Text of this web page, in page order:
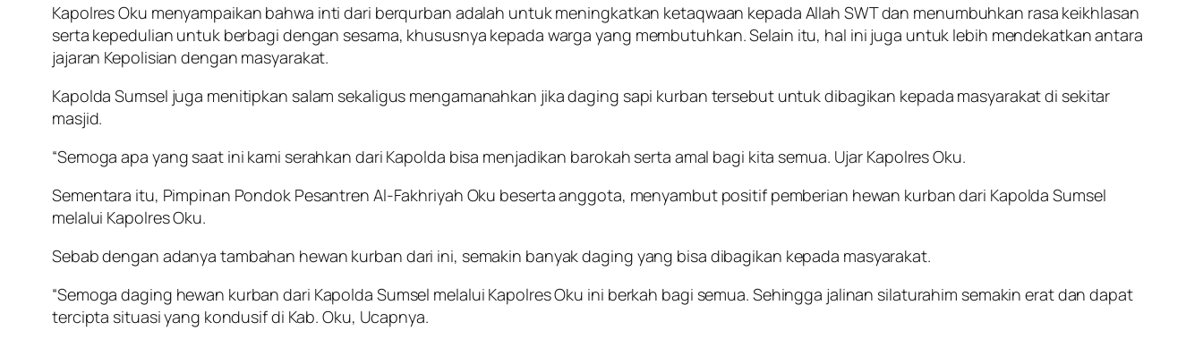
Kapolres Oku menyampaikan bahwa inti dari berqurban adalah untuk meningkatkan ketaqwaan kepada Allah SWT dan menumbuhkan rasa keikhlasan
serta kepedulian untuk berbagi dengan sesama, khususnya kepada warga yang membutuhkan. Selain itu, hal ini juga untuk lebih mendekatkan antara
jajaran Kepolisian dengan masyarakat.
Kapolda Sumsel juga menitipkan salam sekaligus mengamanahkan jika daging sapi kurban tersebut untuk dibagikan kepada masyarakat di sekitar
masjid.
“Semoga apa yang saat ini kami serahkan dari Kapolda bisa menjadikan barokah serta amal bagi kita semua. Ujar Kapolres Oku.
Sementara itu, Pimpinan Pondok Pesantren Al-Fakhriyah Oku beserta anggota, menyambut positif pemberian hewan kurban dari Kapolda Sumsel
melalui Kapolres Oku.
Sebab dengan adanya tambahan hewan kurban dari ini, semakin banyak daging yang bisa dibagikan kepada masyarakat.
“Semoga daging hewan kurban dari Kapolda Sumsel melalui Kapolres Oku ini berkah bagi semua. Sehingga jalinan silaturahim semakin erat dan dapat
tercipta situasi yang kondusif di Kab. Oku, Ucapnya.